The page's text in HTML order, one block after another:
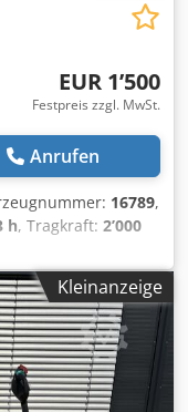
EUR 1’500
Festpreis zzgl. MwSt.
Anrufen
16789,
h, Tragkraft: 2’000
, Bauhöhe:
551
Ag Ejk
Kleinanzeige